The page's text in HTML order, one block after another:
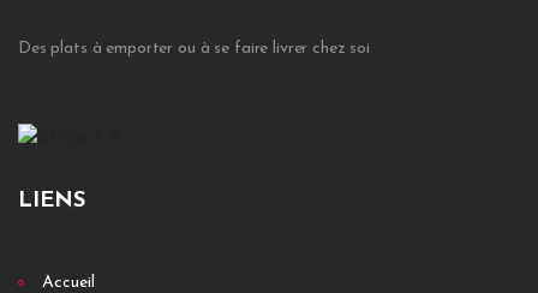
Des plats à emporter ou à se faire livrer chez soi
LIENS
Accueil